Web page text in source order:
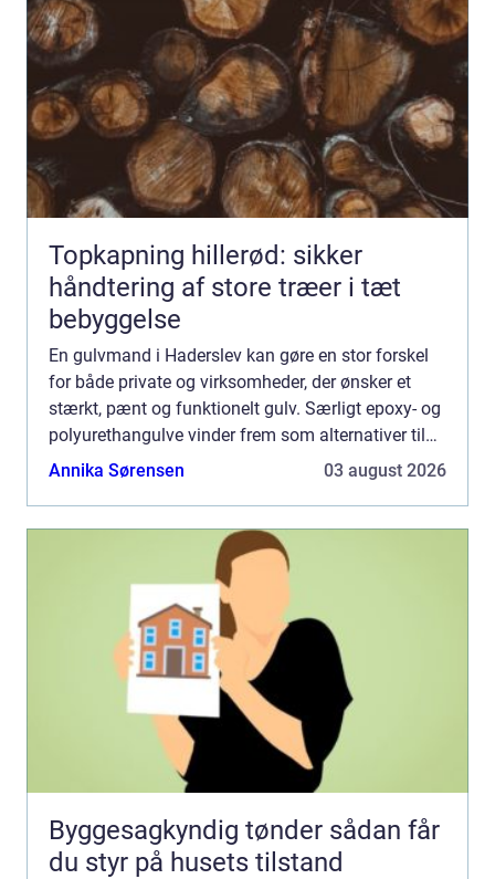
Topkapning hillerød: sikker
håndtering af store træer i tæt
bebyggelse
En gulvmand i Haderslev kan gøre en stor forskel
for både private og virksomheder, der ønsker et
stærkt, pænt og funktionelt gulv. Særligt epoxy- og
polyurethangulve vinder frem som alternativer til
traditionelle belægninger, fordi de kombinerer
Annika Sørensen 03 august 2026
Byggesagkyndig tønder sådan får
du styr på husets tilstand